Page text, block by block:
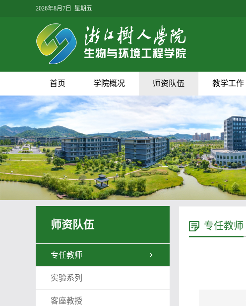
2026年8月7日 星期五
首页 学院概况 师资队伍 教学工作
师资队伍
专任教师
实验系列
客座教授
专任教师